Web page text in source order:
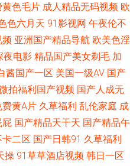
探花 夜晚男人资源 人人情趣超碰91
福利视频 91资源国产 天堂色豆花33
观看 老湿机福利院 探花日本学生
合网 国产91福利 国产一区c 老湿机
在线 91免费视频版 变态国产香蕉
黄色毛片 成人精品无码视频 欧
色六月天 91影视网 午夜伦不
亚洲国产精品导航 欧美色淫
夜电影 精品国产美女剃毛 加
酱国产一区 美国一级AV 国产
拍福利国产视频 国产人成无
黄A片 久草福利 乱伦家庭 成
屁 国产精品天干天 国产精品午
卡二区 国产日韩91 久草福利
操 91草草酒店视频 韩日一区